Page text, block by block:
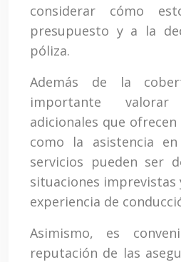
considerar cómo
presupuesto y a la
póliza.
Además de la
importante
adicionales que
como la asistencia
servicios pueden ser
situaciones
experiencia de
Asimismo, es
reputación de las